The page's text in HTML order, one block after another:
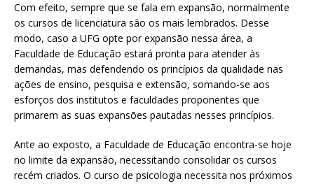
Com efeito, sempre que se fala em expansão, normalmente
os cursos de licenciatura são os mais lembrados. Desse
modo, caso a UFG opte por expansão nessa área, a
Faculdade de Educação estará pronta para atender às
demandas, mas defendendo os princípios da qualidade nas
ações de ensino, pesquisa e extensão, somando-se aos
esforços dos institutos e faculdades proponentes que
primarem as suas expansões pautadas nesses princípios.
Ante ao exposto, a Faculdade de Educação encontra-se hoje
no limite da expansão, necessitando consolidar os cursos
recém criados. O curso de psicologia necessita nos próximos